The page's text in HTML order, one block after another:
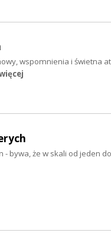
wspomnienia i świetna
- bywa, że w skali od jeden